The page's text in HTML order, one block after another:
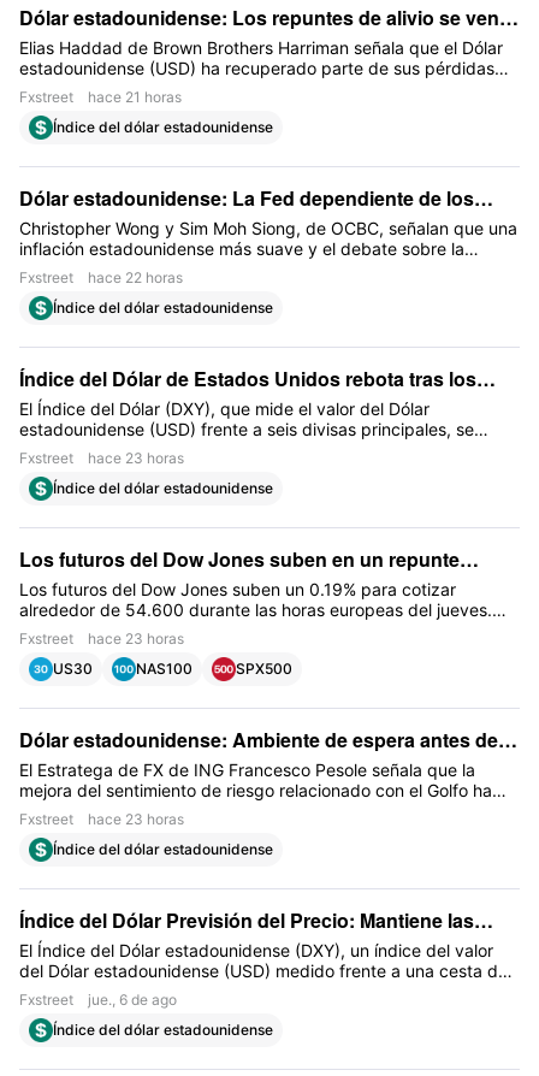
Dólar estadounidense: Los repuntes de alivio se ven
superficiales – BBH
Elias Haddad de Brown Brothers Harriman señala que el Dólar
estadounidense (USD) ha recuperado parte de sus pérdidas
recientes a medida que se alivian las preocupaciones sobre la
credibilidad de la Reserva Federal (Fed), pero ve un margen
limitado para un rebote sostenido
Índice del dólar estadounidense
Fxstreet hace 21 horas
Dólar estadounidense: La Fed dependiente de los
datos mantiene limitada la subida – OCBC
Christopher Wong y Sim Moh Siong, de OCBC, señalan que una
inflación estadounidense más suave y el debate sobre la
función de reacción de la Fed han erosionado el impulso alcista
del Dólar estadounidense, incluso cuando la Fed sigue
dependiendo de los datos. Los próximos datos de empleo de
monetaria
Índice del dólar estadounidense
Fxstreet hace 22 horas
Índice del Dólar de Estados Unidos rebota tras los
ataques aéreos israelíes, solicitudes de subsidio por
desempleo en el punto de mira
El Índice del Dólar (DXY), que mide el valor del Dólar
estadounidense (USD) frente a seis divisas principales, se
mantiene en ganancias tras dos días de pérdidas y cotiza
alrededor de 99.80 durante la sesión europea del jueves
Índice del dólar estadounidense
Fxstreet hace 23 horas
Los futuros del Dow Jones suben en un repunte
impulsado por la tecnología
Los futuros del Dow Jones suben un 0.19% para cotizar
alrededor de 54.600 durante las horas europeas del jueves.
Mientras tanto, los futuros del S&P 500 ganan un 0.09% para
cotizar cerca de 7.760, mientras que los futuros del Nasdaq
100 caen un 0.35%, cotizando cerca de 29.510
US30 NAS100 SPX500
Fxstreet hace 23 horas
Dólar estadounidense: Ambiente de espera antes de
las nóminas – ING
El Estratega de FX de ING Francesco Pesole señala que la
mejora del sentimiento de riesgo relacionado con el Golfo ha
pesado ligeramente sobre el Dólar, pero las expectativas
estables sobre las tasas de la Reserva Federal siguen
prestando soporte.
Índice del dólar estadounidense
Fxstreet hace 23 horas
Índice del Dólar Previsión del Precio: Mantiene las
ganancias por encima de 99.50, mientras persiste la
tendencia bajista
El Índice del Dólar estadounidense (DXY), un índice del valor
del Dólar estadounidense (USD) medido frente a una cesta de
seis divisas mundiales, actualmente cotiza cerca de 99.75 en
las primeras horas de negociación europeas del jueves.
Índice del dólar estadounidense
Fxstreet jue., 6 de ago